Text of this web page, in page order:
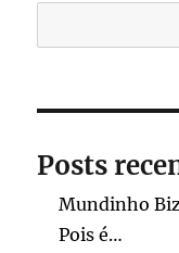
Posts
Mundinho
Pois é…